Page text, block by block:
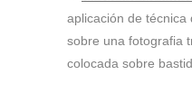
aplicación de técnica
sobre una fotografia
colocada sobre